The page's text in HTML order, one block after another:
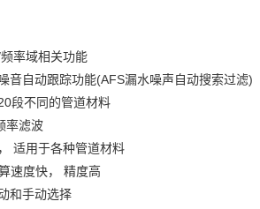
率域相关功能
音自动跟踪功能(AFS漏水噪声自动搜索过滤)
段不同的管道材料
率滤波
适用于各种管道材料
速度快， 精度高
和手动选择